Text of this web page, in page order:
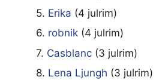
5. Erika (4 julrim)
6. robnik (4 julrim)
7. Casblanc (3 julrim)
8. Lena Ljungh (3 julrim)